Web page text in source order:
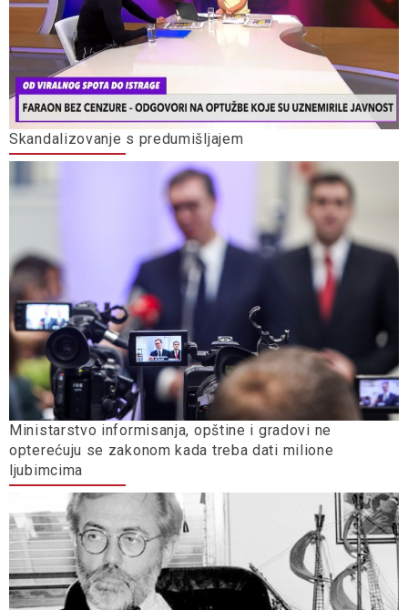
Skandalizovanje s predumišljajem
Ministarstvo informisanja, opštine i gradovi ne
opterećuju se zakonom kada treba dati milione
ljubimcima